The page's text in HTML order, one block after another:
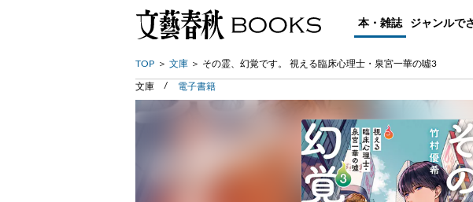
本・雑誌 ジャンルで
TOP 文庫 その霊、幻覚です。 視える臨床心理士・泉宮一華の噓3
文庫 電子書籍